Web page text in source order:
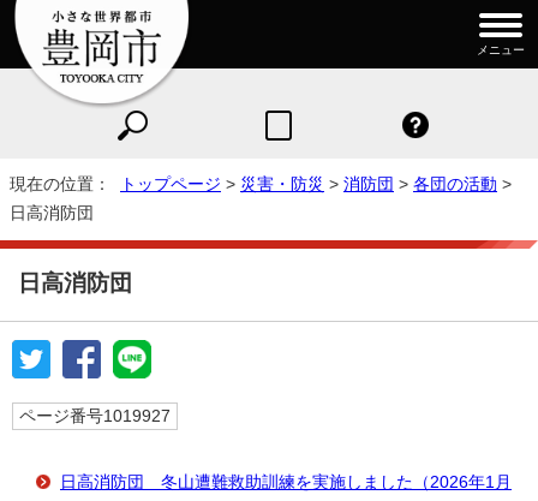
メニュー
現在の位置： トップページ > 災害・防災 > 消防団 > 各団の活動 >
日高消防団
日高消防団
ページ番号1019927
日高消防団 冬山遭難救助訓練を実施しました（2026年1月